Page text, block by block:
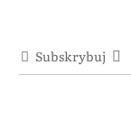
Subskrybuj